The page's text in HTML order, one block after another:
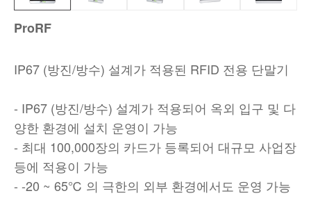
ProRF
IP67 (방진/방수) 설계가 적용된 RFID 전용 단말기
- IP67 (방진/방수) 설계가 적용되어 옥외 입구 및 다
양한 환경에 설치 운영이 가능
- 최대 100,000장의 카드가 등록되어 대규모 사업장
등에 적용이 가능
- -20 ~ 65℃ 의 극한의 외부 환경에서도 운영 가능